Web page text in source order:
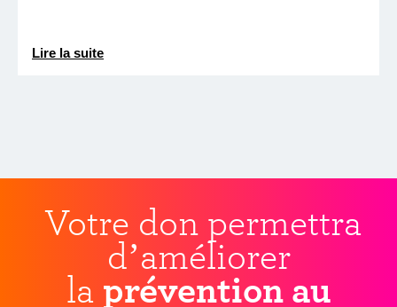
Lire la suite
Votre don permettra
d’améliorer
la prévention au